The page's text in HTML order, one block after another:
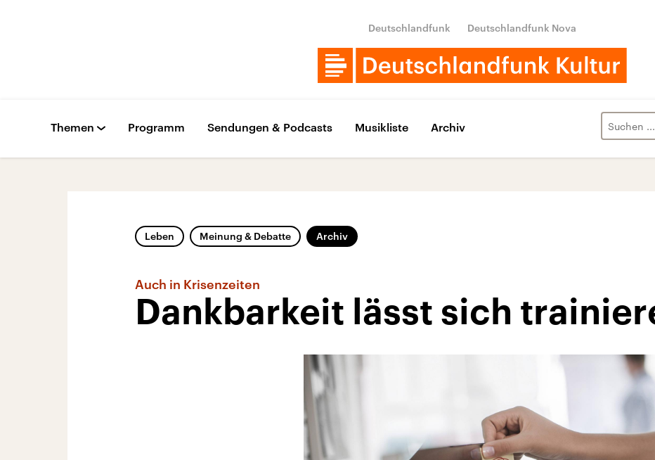
Deutschlandfunk Deutschlandfunk Nova
Themen Programm Sendungen & Podcasts Musikliste Archiv
Leben Meinung & Debatte Archiv
Auch in Krisenzeiten
Dankbarkeit lässt sich